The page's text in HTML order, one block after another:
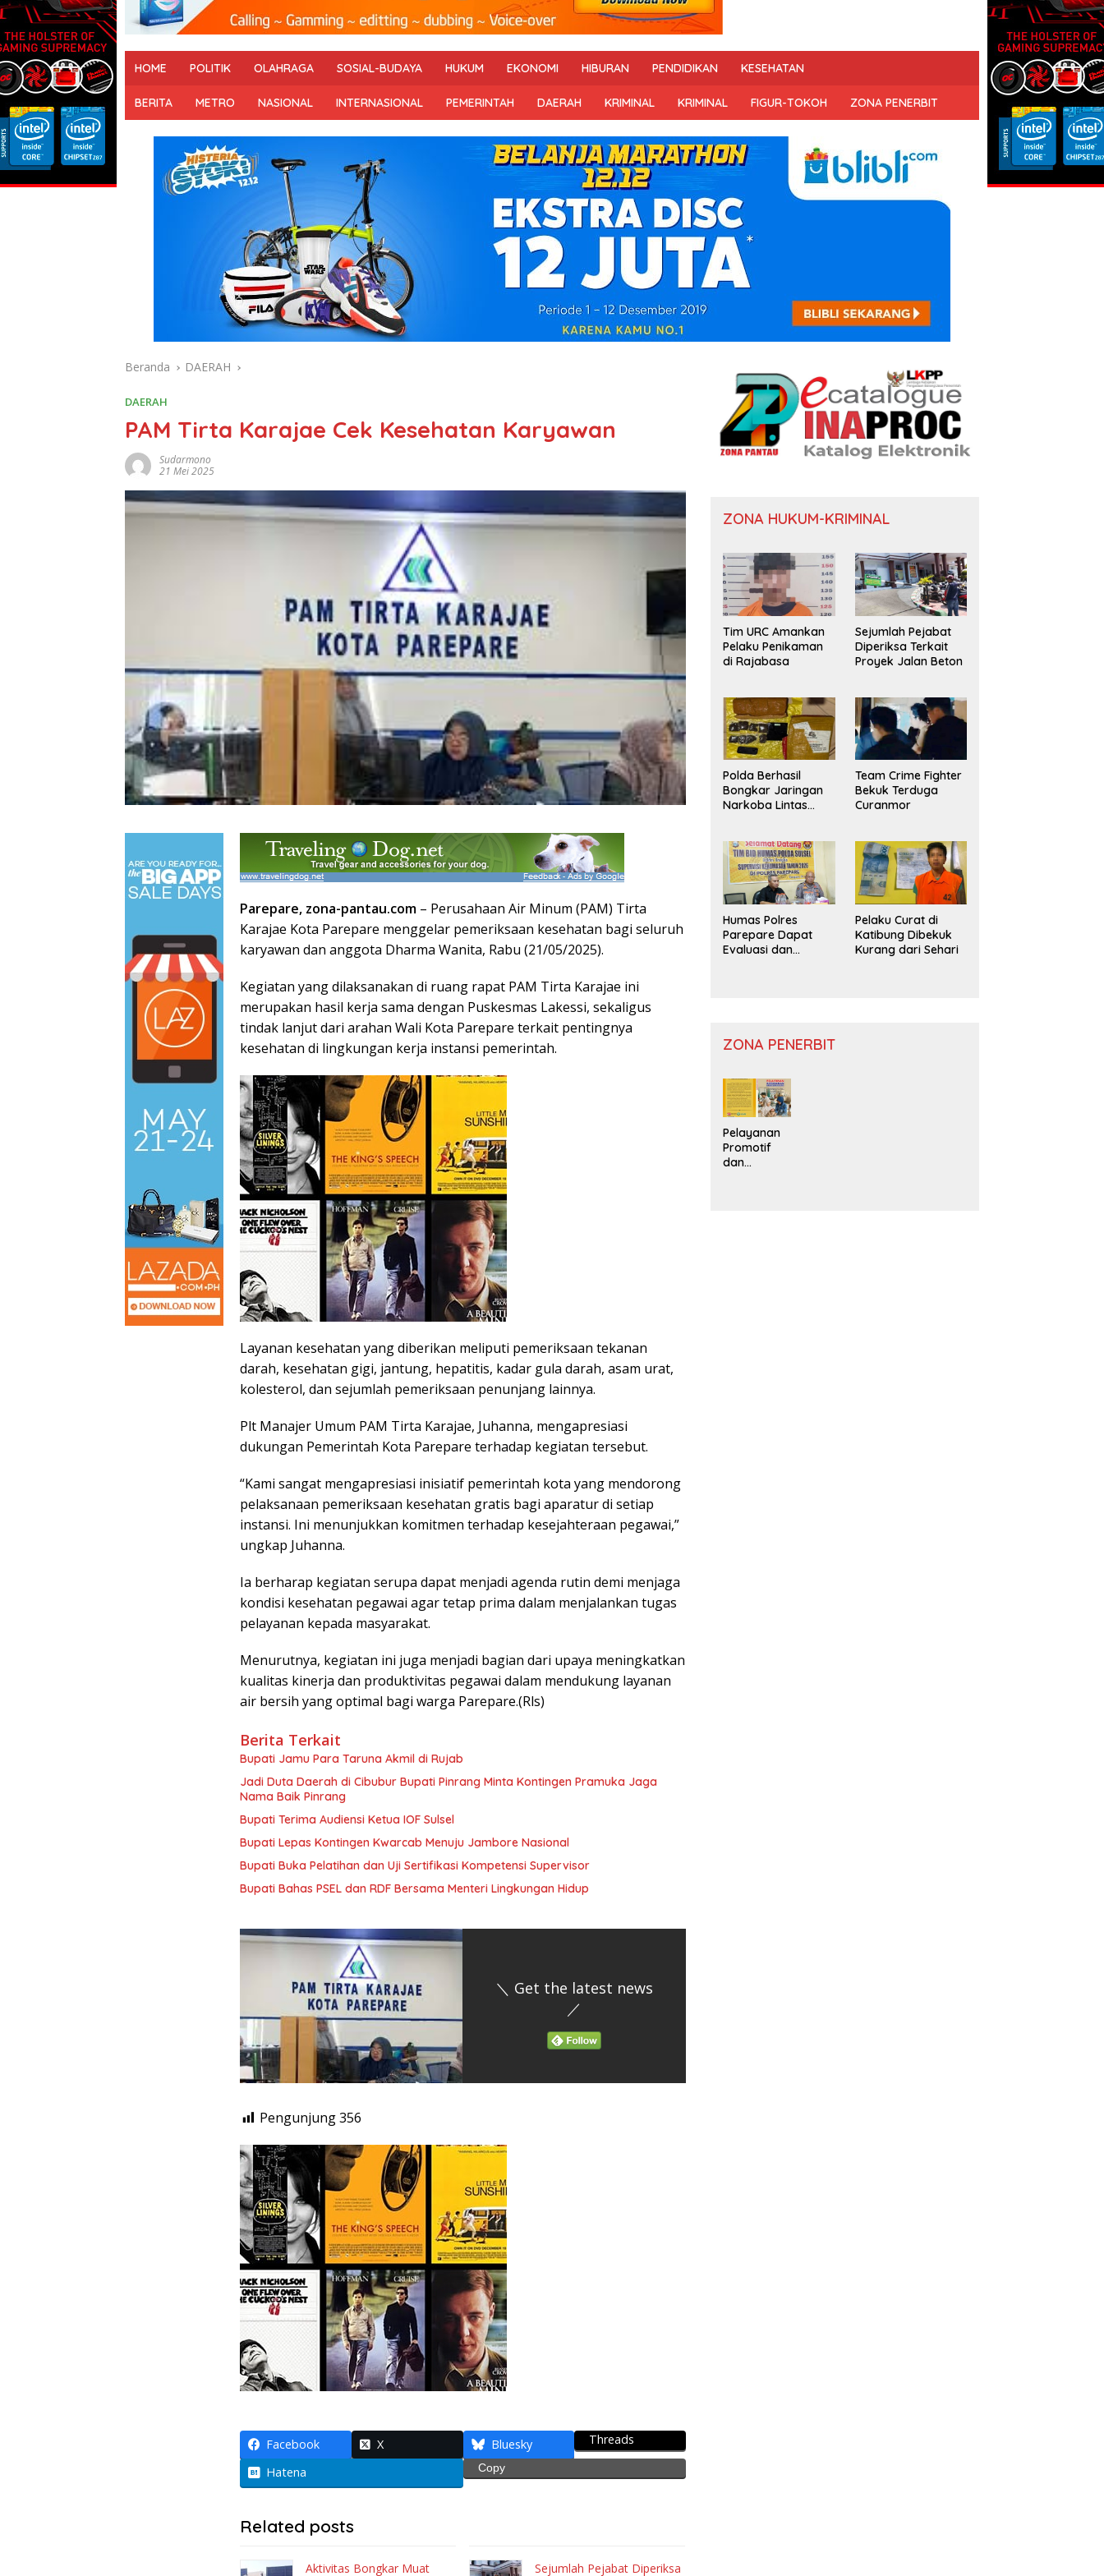
HOME POLITIK OLAHRAGA SOSIAL-BUDAYA HUKUM EKONOMI HIBURAN PENDIDIKAN KESEHATAN
BERITA METRO NASIONAL INTERNASIONAL PEMERINTAH DAERAH KRIMINAL KRIMINAL FIGUR-TOKOH ZONA PENERBIT
Beranda DAERAH
DAERAH
PAM Tirta Karajae Cek Kesehatan Karyawan
Sudarmono
21 Mei 2025
Parepare, zona-pantau.com – Perusahaan Air Minum (PAM) Tirta
Karajae Kota Parepare menggelar pemeriksaan kesehatan bagi seluruh
karyawan dan anggota Dharma Wanita, Rabu (21/05/2025).
Kegiatan yang dilaksanakan di ruang rapat PAM Tirta Karajae ini
merupakan hasil kerja sama dengan Puskesmas Lakessi, sekaligus
tindak lanjut dari arahan Wali Kota Parepare terkait pentingnya
kesehatan di lingkungan kerja instansi pemerintah.
Layanan kesehatan yang diberikan meliputi pemeriksaan tekanan
darah, kesehatan gigi, jantung, hepatitis, kadar gula darah, asam urat,
kolesterol, dan sejumlah pemeriksaan penunjang lainnya.
Plt Manajer Umum PAM Tirta Karajae, Juhanna, mengapresiasi
dukungan Pemerintah Kota Parepare terhadap kegiatan tersebut.
“Kami sangat mengapresiasi inisiatif pemerintah kota yang mendorong
pelaksanaan pemeriksaan kesehatan gratis bagi aparatur di setiap
instansi. Ini menunjukkan komitmen terhadap kesejahteraan pegawai,”
ungkap Juhanna.
Ia berharap kegiatan serupa dapat menjadi agenda rutin demi menjaga
kondisi kesehatan pegawai agar tetap prima dalam menjalankan tugas
pelayanan kepada masyarakat.
Menurutnya, kegiatan ini juga menjadi bagian dari upaya meningkatkan
kualitas kinerja dan produktivitas pegawai dalam mendukung layanan
air bersih yang optimal bagi warga Parepare.(Rls)
Berita Terkait
Bupati Jamu Para Taruna Akmil di Rujab
Jadi Duta Daerah di Cibubur Bupati Pinrang Minta Kontingen Pramuka Jaga
Nama Baik Pinrang
Bupati Terima Audiensi Ketua IOF Sulsel
Bupati Lepas Kontingen Kwarcab Menuju Jambore Nasional
Bupati Buka Pelatihan dan Uji Sertifikasi Kompetensi Supervisor
Bupati Bahas PSEL dan RDF Bersama Menteri Lingkungan Hidup
＼ Get the latest news
／
Pengunjung356
Facebook X Bluesky Threads
Hatena Copy
Related posts
Aktivitas Bongkar Muat Sejumlah Pejabat Diperiksa
ZONA HUKUM-KRIMINAL
Tim URC Amankan
Pelaku Penikaman
di Rajabasa
Sejumlah Pejabat
Diperiksa Terkait
Proyek Jalan Beton
Polda Berhasil
Bongkar Jaringan
Narkoba Lintas
Team Crime Fighter
Bekuk Terduga
Curanmor
Humas Polres
Parepare Dapat
Evaluasi dan
Pelaku Curat di
Katibung Dibekuk
Kurang dari Sehari
ZONA PENERBIT
Pelayanan
Promotif
dan